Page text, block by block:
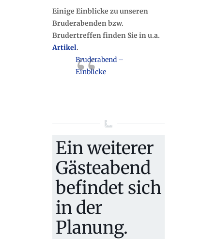
Einige Einblicke zu unseren
Bruderabenden bzw.
Brudertreffen finden Sie in u.a.
Artikel.
Bruderabend –
Einblicke
Ein weiterer
Gästeabend
befindet sich
in der
Planung.